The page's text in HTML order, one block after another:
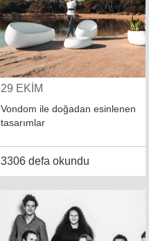
29 EKİM
Vondom ile doğadan esinlenen
tasarımlar
3306 defa okundu